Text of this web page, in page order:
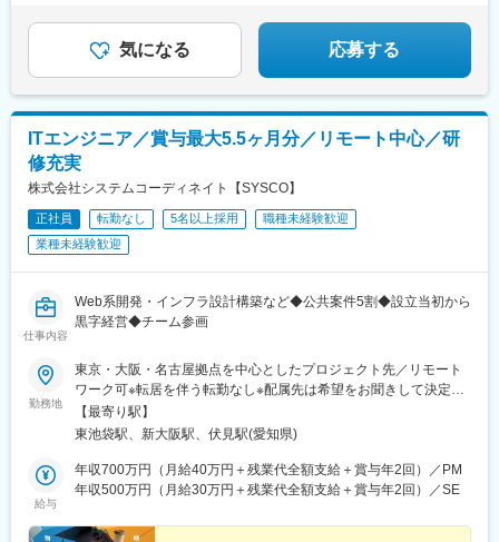
五井駅、千葉駅、流山おおたかの森駅、八千代台駅、習志野駅、
浦安駅(千葉県)、愛宕駅(千葉県)、木更津駅、成田駅、我孫子駅、
駅、逗子駅、三崎口駅、長野駅、松本駅、上田駅、佐久平駅、飯
田駅(長野県)、豊科駅、中野松川駅、飯山駅、須坂駅、広丘駅、甲
府駅、竜王駅、石和温泉駅、富士山駅、山梨市駅、都留市駅、韮
崎駅、大月駅、富山駅、越中中川駅、砺波駅、黒部駅、魚津駅、
滑川駅、金沢駅、福井駅(福井県)、敦賀駅、浜松駅、静岡駅、富士
駅、沼津駅、磐田駅、藤枝駅、岡崎駅、豊橋駅、名古屋駅、刈谷
市駅、名鉄一宮駅、三河安城駅、金山駅(愛知県)、伏見駅(愛知
(地下鉄)、心斎橋駅、天王寺駅、京都駅、宇治駅(奈良線)、亀岡
駅、山科駅、奈良駅、天理駅、和歌山駅、姫路駅、西宮駅(ＪＲ
駅(阪急線)、芦屋駅(東海道本線)、大津駅、草津駅(滋賀県)、彦根
駅、八日市駅、倉敷市駅、岡山駅、津山駅、広島駅、福山駅、呉
駅、西条駅(広島県)、尾道駅、下関駅、山口駅(山口県)、宇部駅、
鳥取駅、米子駅、境港駅、松江駅、出雲市駅、高知駅、古津賀
駅、徳島駅、阿南駅、鳴門駅、久留米駅、小倉駅(福岡県)、大牟田
駅、筑紫駅、天神駅、中洲川端駅、大分駅、別府駅(大分県)、中津
駅、長崎駅(長崎県)、佐世保駅、那覇空港駅(鉄道)、札幌駅、函館
気になる 応募する
ITエンジニア／賞与最大5.5ヶ月分／リモート中心／研
修充実
株式会社システムコーディネイト【SYSCO】
正社員 転勤なし 5名以上採用
職種未経験歓迎
業種未経験歓迎
仕事内容
Web系開発・インフラ設計構築など◆公共案件5割◆設立当初から
黒字経営◆チーム参画
勤務地
東京・大阪・名古屋拠点を中心としたプロジェクト先／リモート
ワーク可※転居を伴う転勤なし※配属先は希望をお聞きして決定し
ます（約9割が希望通りの配属を叶えています）※リモートワーク
はプロジェクトにより活用可（ハイブリッド勤務の割合が多めで
◎JR・私鉄各線「池袋駅」東口より 徒歩9分◎地下鉄有楽町線
「東池袋駅」サンシャイン方面へ徒歩2分（地下通路直結)【大阪
ング8階◎JR各線「新大阪駅」北口（阪急ビル連絡通路）より 徒
【最寄り駅】
東池袋駅、新大阪駅、伏見駅(愛知県)
給与
年収700万円（月給40万円＋残業代全額支給＋賞与年2回）／PM
年収500万円（月給30万円＋残業代全額支給＋賞与年2回）／SE